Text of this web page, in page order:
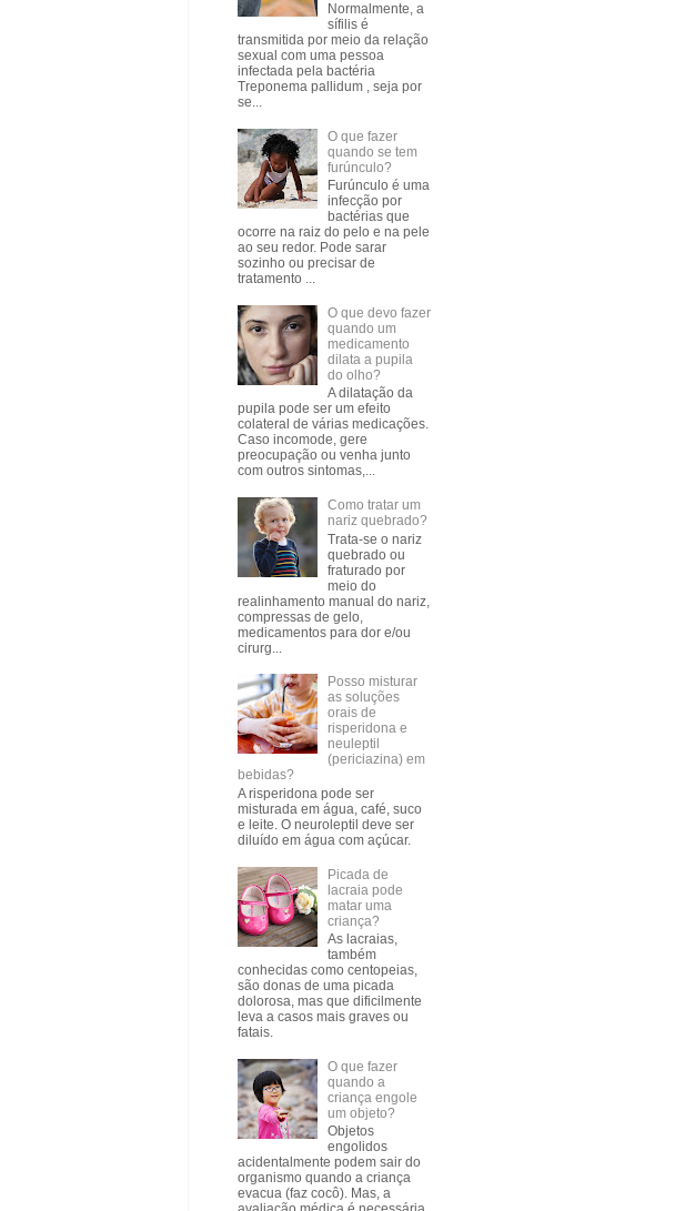
Normalmente, a
sífilis é
transmitida por meio da relação
sexual com uma pessoa
infectada pela bactéria
Treponema pallidum , seja por
se...
O que fazer
quando se tem
furúnculo?
Furúnculo é uma
infecção por
bactérias que
ocorre na raiz do pelo e na pele
ao seu redor. Pode sarar
sozinho ou precisar de
tratamento ...
O que devo fazer
quando um
medicamento
dilata a pupila
do olho?
A dilatação da
pupila pode ser um efeito
colateral de várias medicações.
Caso incomode, gere
preocupação ou venha junto
com outros sintomas,...
Como tratar um
nariz quebrado?
Trata-se o nariz
quebrado ou
fraturado por
meio do
realinhamento manual do nariz,
compressas de gelo,
medicamentos para dor e/ou
cirurg...
Posso misturar
as soluções
orais de
risperidona e
neuleptil
(periciazina) em
bebidas?
A risperidona pode ser
misturada em água, café, suco
e leite. O neuroleptil deve ser
diluído em água com açúcar.
Picada de
lacraia pode
matar uma
criança?
As lacraias,
também
conhecidas como centopeias,
são donas de uma picada
dolorosa, mas que dificilmente
leva a casos mais graves ou
fatais.
O que fazer
quando a
criança engole
um objeto?
Objetos
engolidos
acidentalmente podem sair do
organismo quando a criança
evacua (faz cocô). Mas, a